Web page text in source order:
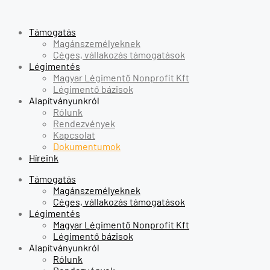
Támogatás
Magánszemélyeknek
Céges, vállakozás támogatások
Légimentés
Magyar Légimentő Nonprofit Kft
Légimentő bázisok
Alapítványunkról
Rólunk
Rendezvények
Kapcsolat
Dokumentumok
Híreink
Támogatás
Magánszemélyeknek
Céges, vállakozás támogatások
Légimentés
Magyar Légimentő Nonprofit Kft
Légimentő bázisok
Alapítványunkról
Rólunk